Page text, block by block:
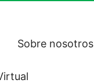
Sobre nosotros